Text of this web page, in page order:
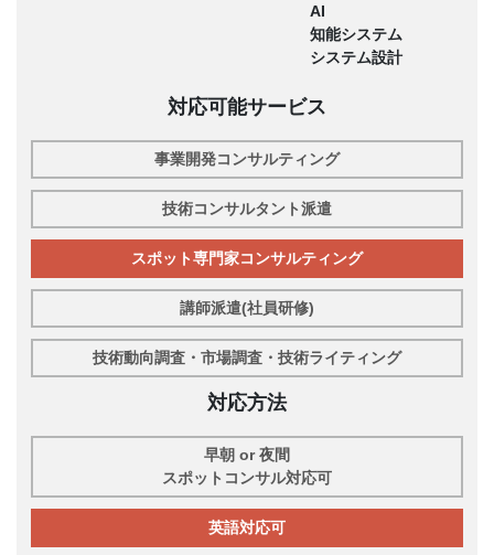
AI
知能システム
システム設計
対応可能サービス
事業開発コンサルティング
技術コンサルタント派遣
スポット専門家コンサルティング
講師派遣(社員研修)
技術動向調査・市場調査・技術ライティング
対応方法
早朝 or 夜間
スポットコンサル対応可
英語対応可